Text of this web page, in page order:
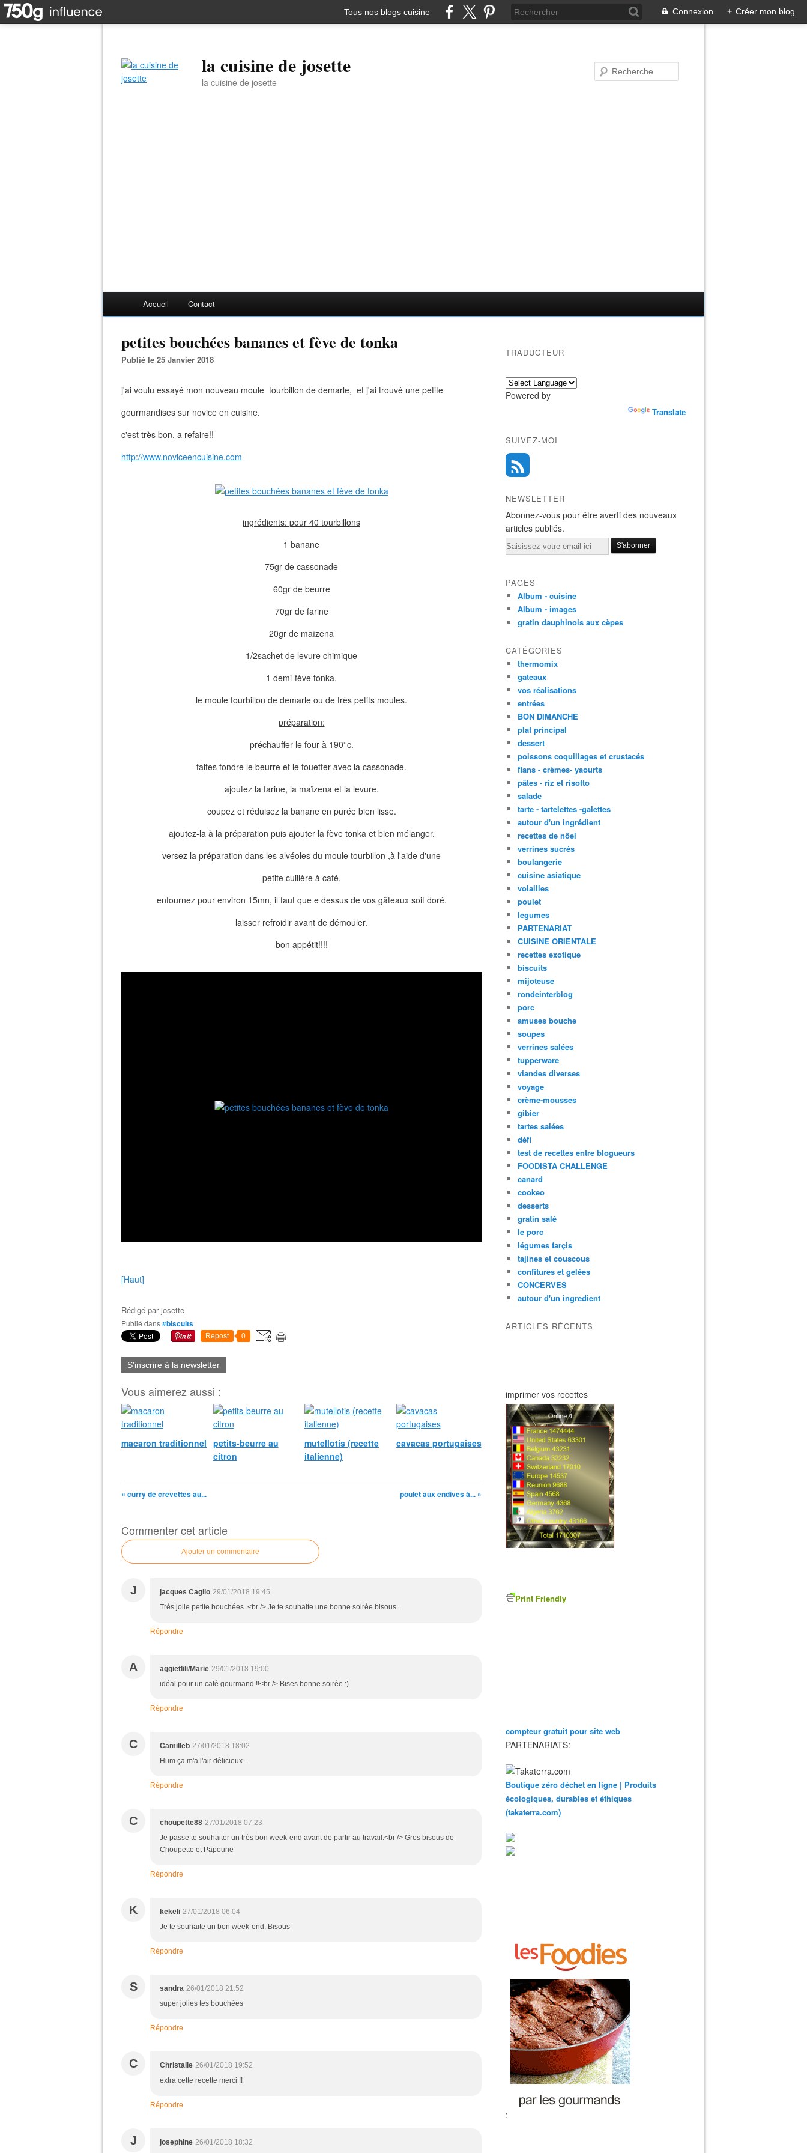
Tous nos blogs cuisine Connexion + Créer mon blog
la cuisine de josette
la cuisine de josette
Accueil Contact
petites bouchées bananes et fève de tonka
Publié le 25 Janvier 2018
j'ai voulu essayé mon nouveau moule tourbillon de demarle, et j'ai trouvé une petite
gourmandises sur novice en cuisine.
c'est très bon, a refaire!!
http://www.noviceencuisine.com
ingrédients: pour 40 tourbillons
1 banane
75gr de cassonade
60gr de beurre
70gr de farine
20gr de maïzena
1/2sachet de levure chimique
1 demi-fève tonka.
le moule tourbillon de demarle ou de très petits moules.
préparation:
préchauffer le four à 190°c.
faites fondre le beurre et le fouetter avec la cassonade.
ajoutez la farine, la maïzena et la levure.
coupez et réduisez la banane en purée bien lisse.
ajoutez-la à la préparation puis ajouter la fève tonka et bien mélanger.
versez la préparation dans les alvéoles du moule tourbillon ,à l'aide d'une
petite cuillère à café.
enfournez pour environ 15mn, il faut que e dessus de vos gâteaux soit doré.
laisser refroidir avant de démouler.
bon appétit!!!!
[Haut]
Rédigé parjosette
Publié dans#biscuits
Repost 0
S'inscrire à la newsletter
Vous aimerez aussi :
macaron traditionnel petits-beurre au
citron
mutellotis (recette
italienne)
cavacas portugaises
« curry de crevettes au... poulet aux endives à... »
Commenter cet article
Ajouter un commentaire
J jacques Caglio 29/01/2018 19:45
Très jolie petite bouchées .<br /> Je te souhaite une bonne soirée bisous .
Répondre
A aggietlili/Marie 29/01/2018 19:00
idéal pour un café gourmand !!<br /> Bises bonne soirée :)
Répondre
C Camilleb 27/01/2018 18:02
Hum ça m'a l'air délicieux...
Répondre
C choupette88 27/01/2018 07:23
Je passe te souhaiter un très bon week-end avant de partir au travail.<br /> Gros bisous de
Choupette et Papoune
Répondre
K kekeli 27/01/2018 06:04
Je te souhaite un bon week-end. Bisous
Répondre
S sandra 26/01/2018 21:52
super jolies tes bouchées
Répondre
C Christalie 26/01/2018 19:52
extra cette recette merci !!
Répondre
J josephine 26/01/2018 18:32
TRADUCTEUR
Powered by
Translate
SUIVEZ-MOI
NEWSLETTER
Abonnez-vous pour être averti des nouveaux
articles publiés.
Email
PAGES
Album - cuisine
Album - images
gratin dauphinois aux cèpes
CATÉGORIES
thermomix
gateaux
vos réalisations
entrées
BON DIMANCHE
plat principal
dessert
poissons coquillages et crustacés
flans - crèmes- yaourts
pâtes - riz et risotto
salade
tarte - tartelettes -galettes
autour d'un ingrédient
recettes de nôel
verrines sucrés
boulangerie
cuisine asiatique
volailles
poulet
legumes
PARTENARIAT
CUISINE ORIENTALE
recettes exotique
biscuits
mijoteuse
rondeinterblog
porc
amuses bouche
soupes
verrines salées
tupperware
viandes diverses
voyage
crème-mousses
gibier
tartes salées
défi
test de recettes entre blogueurs
FOODISTA CHALLENGE
canard
cookeo
desserts
gratin salé
le porc
légumes farçis
tajines et couscous
confitures et gelées
CONCERVES
autour d'un ingredient
ARTICLES RÉCENTS
imprimer vos recettes
Print Friendly
compteur gratuit pour site web
PARTENARIATS:
Boutique zéro déchet en ligne | Produits
écologiques, durables et éthiques
(takaterra.com)
: